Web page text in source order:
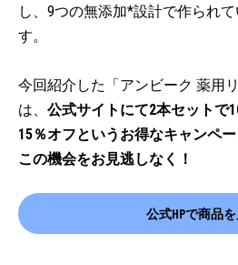
し、9つの無添加*設計で作られ
す。
今回紹介した「アンビーク 薬用
は、 公式サイトにて2本セットで
15％オフというお得なキャンペ
この機会をお見逃しなく！
公式HPで商品